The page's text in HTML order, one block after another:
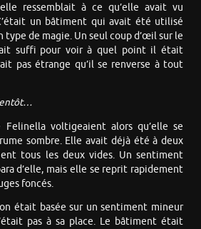
ressemblait à ce qu’elle avait vu
un bâtiment qui avait été utilisé
de magie. Un seul coup d’œil sur le
suffi pour voir à quel point il était
pas étrange qu’il se renverse à tout
Felinella voltigeaient alors qu’elle se
sombre. Elle avait déjà été à deux
tous les deux vides. Un sentiment
d’elle, mais elle se reprit rapidement
foncés.
était basée sur un sentiment mineur
pas à sa place. Le bâtiment était